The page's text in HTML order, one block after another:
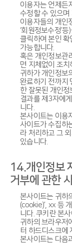
이용자는 언제든
수정할 수 있으며
이용자들의 개인
‘회원정보수정’
클릭하여 본인 확
가능합니다.
혹은 개인정보관
면 지체없이 조치
귀하가 개인정보
완료하기 전까지
한 잘못된 개인
결과를 제3자에
니다.
본사이트는 이용
사이트가 수집하
라 처리하고 그
있습니다.
14.개인정보
거부에 관한
본사이트는 귀하
(cookie)’, xx 등
니다. 쿠키란 본
귀하의 브라우저
터 하드디스크에
본사이트는 다음